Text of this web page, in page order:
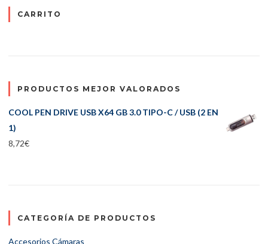
CARRITO
PRODUCTOS MEJOR VALORADOS
COOL PEN DRIVE USB X64 GB 3.0 TIPO-C / USB (2 EN
1)
8,72€
CATEGORÍA DE PRODUCTOS
Accesorios Cámaras